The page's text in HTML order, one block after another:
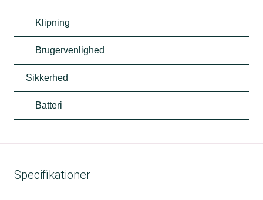
Klipning
Brugervenlighed
Sikkerhed
Batteri
Specifikationer